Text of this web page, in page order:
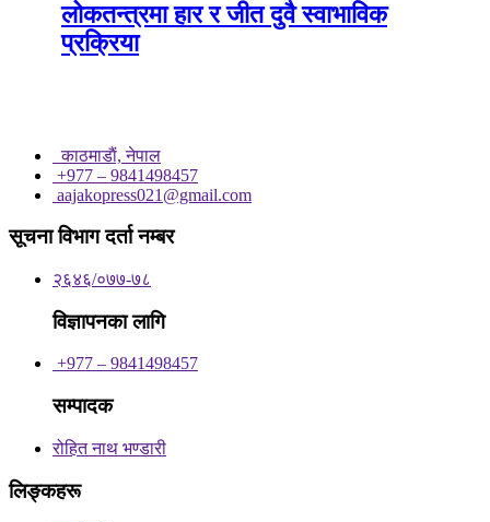
लोकतन्त्रमा हार र जीत दुवै स्वाभाविक
प्रक्रिया
काठमाडाैं, नेपाल
+977 – 9841498457
aajakopress021@gmail.com
सूचना विभाग दर्ता नम्बर
२६४६/०७७-७८
विज्ञापनका लागि
+977 – 9841498457
सम्पादक
रोहित नाथ भण्डारी
लिङ्कहरू